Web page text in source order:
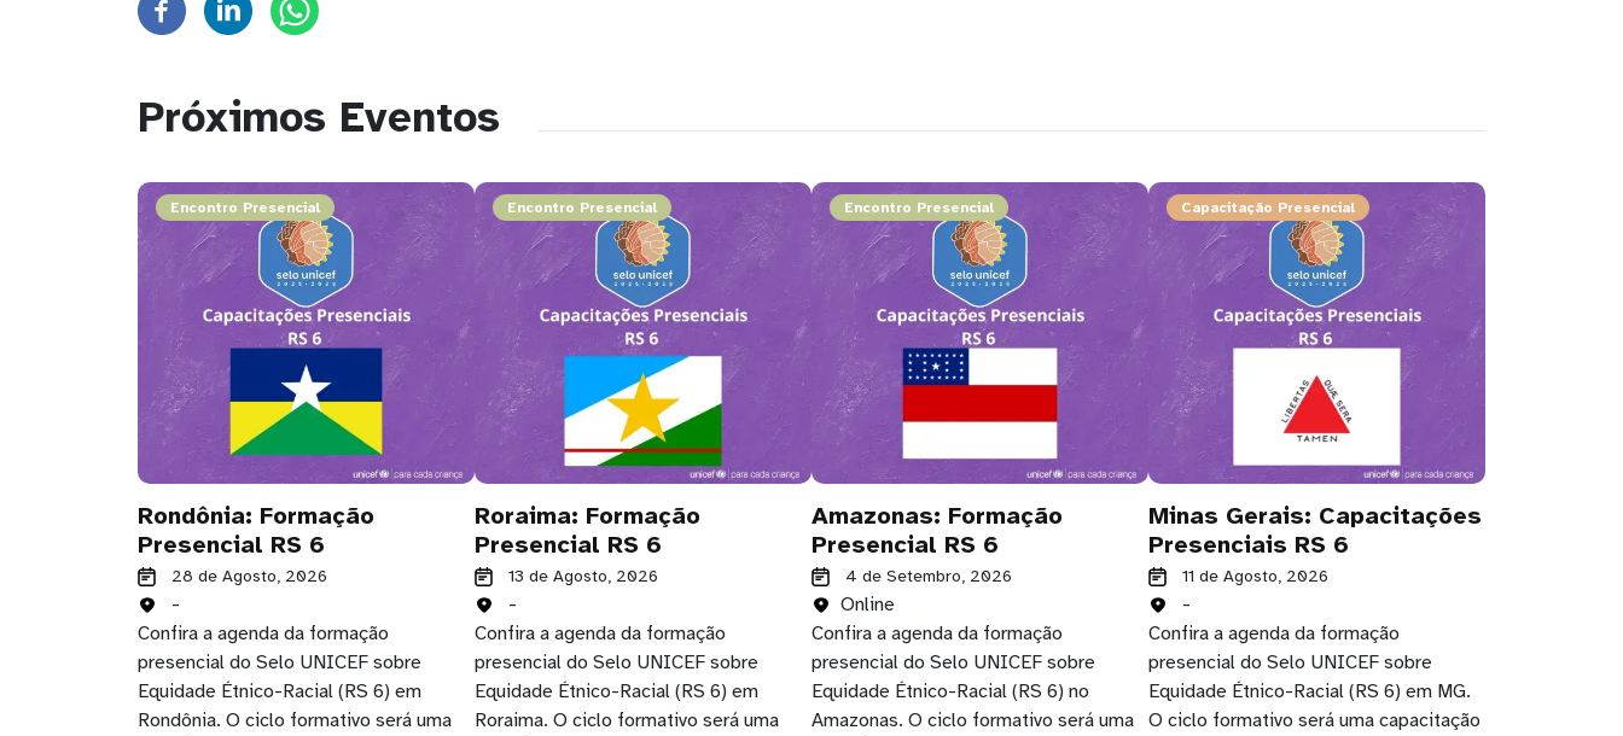
Próximos Eventos
Encontro Presencial
Rondônia: Formação
Presencial RS 6
28 de Agosto, 2026
-
Confira a agenda da formação
presencial do Selo UNICEF sobre
Equidade Étnico-Racial (RS 6) em
Rondônia. O ciclo formativo será uma
Encontro Presencial
Roraima: Formação
Presencial RS 6
13 de Agosto, 2026
-
Confira a agenda da formação
presencial do Selo UNICEF sobre
Equidade Étnico-Racial (RS 6) em
Roraima. O ciclo formativo será uma
Encontro Presencial
Amazonas: Formação
Presencial RS 6
4 de Setembro, 2026
Online
Confira a agenda da formação
presencial do Selo UNICEF sobre
Equidade Étnico-Racial (RS 6) no
Amazonas. O ciclo formativo será uma
Capacitação Presencial
Minas Gerais: Capacitações
Presenciais RS 6
11 de Agosto, 2026
-
Confira a agenda da formação
presencial do Selo UNICEF sobre
Equidade Étnico-Racial (RS 6) em MG.
O ciclo formativo será uma capacitação